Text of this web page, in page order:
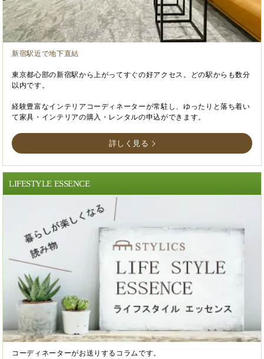
新宿駅近で地下直結
東京都心部の新宿駅から上がってすぐの好アクセス。どの駅からも数分
以内です。
経験豊富なインテリアコーディネーターが常駐し、ゆったりと落ち着い
て家具・インテリアの購入・レンタルの申込ができます。
詳しく見る
LIFESTYLE ESSENCE
コーディネーターがお送りするコラムです。